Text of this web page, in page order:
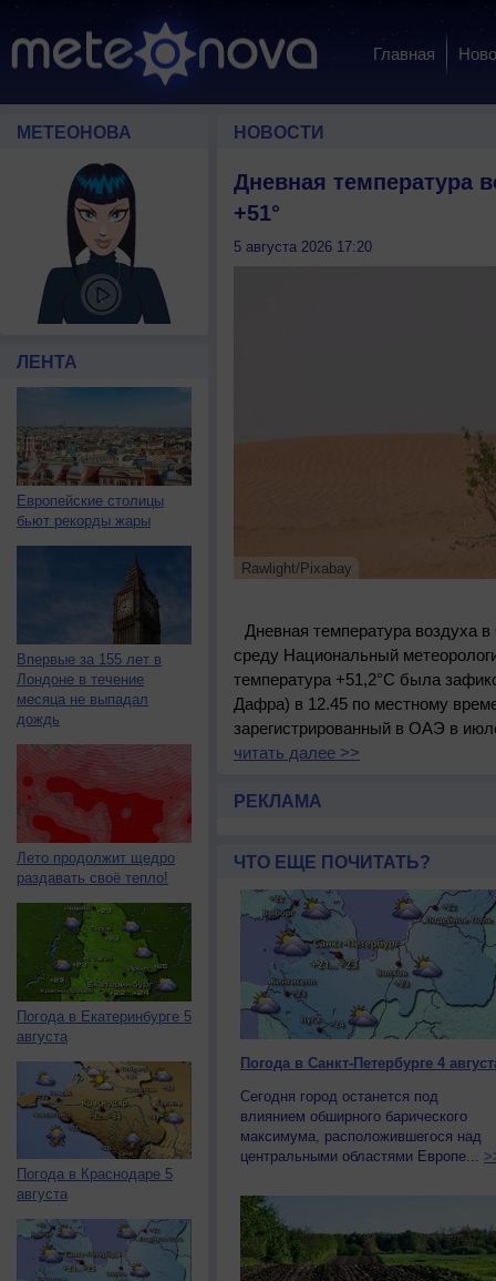
Главная
МЕТЕОНОВА
ЛЕНТА
Европейские столицы
бьют рекорды жары
Впервые за 155 лет в
Лондоне в течение
месяца не выпадал
дождь
Лето продолжит щедро
раздавать своё тепло!
Погода в Екатеринбурге 5
августа
Погода в Краснодаре 5
августа
НОВОСТИ
Дневная температура
+51°
5 августа 2026 17:20
Rawlight/Pixabay
Дневная температура воздуха
среду Национальный
температура +51,2°C была
Дафра) в 12.45 по местному
зарегистрированный в ОАЭ в
читать далее >>
РЕКЛАМА
ЧТО ЕЩЕ ПОЧИТАТЬ?
Погода в Санкт-Петербурге 4
Сегодня город останется под
влиянием обширного барического
максимума, расположившегося над
центральными областями Европе...